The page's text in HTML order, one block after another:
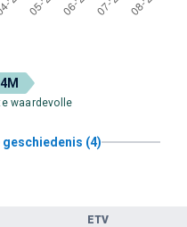
waardevolle
(4)
ETV